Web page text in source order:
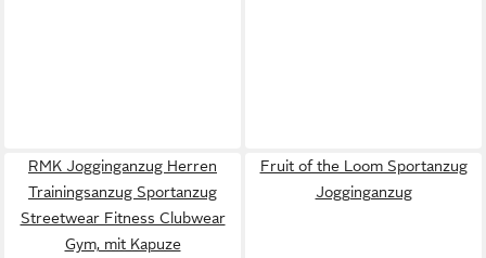
RMK Jogginganzug Herren
Trainingsanzug Sportanzug
Streetwear Fitness Clubwear
Gym, mit Kapuze
Fruit of the Loom Sportanzug
Jogginganzug